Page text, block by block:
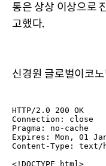
통은 상상 이상으로
고했다.
신경원 글로벌이코